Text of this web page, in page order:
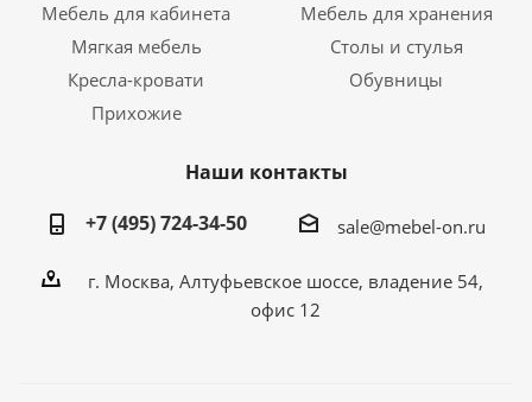
Мебель для кабинета
Мебель для хранения
Мягкая мебель
Столы и стулья
Кресла-кровати
Обувницы
Прихожие
Наши контакты
+7 (495) 724-34-50
sale@mebel-on.ru
г. Москва, Алтуфьевское шоссе, владение 54,
офис 12